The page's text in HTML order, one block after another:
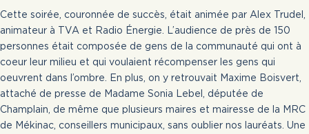
Cette soirée, couronnée de succès, était animée par Alex Trudel,
animateur à TVA et Radio Énergie. L’audience de près de 150
personnes était composée de gens de la communauté qui ont à
coeur leur milieu et qui voulaient récompenser les gens qui
oeuvrent dans l’ombre. En plus, on y retrouvait Maxime Boisvert,
attaché de presse de Madame Sonia Lebel, députée de
Champlain, de même que plusieurs maires et mairesse de la MRC
de Mékinac, conseillers municipaux, sans oublier nos lauréats. Une